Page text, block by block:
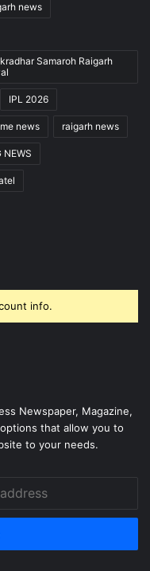
news
Samaroh Raigarh
IPL 2026
news raigarh news
NEWS
info.
Newspaper, Magazine,
that allow you to
to your needs.